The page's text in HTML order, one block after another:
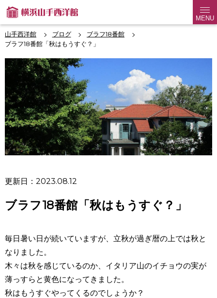
MENU
山手西洋館 ブログ
ブラフ18番館
ブラフ18番館「秋はもうすぐ？」
更新日：2023.08.12
ブラフ18番館「秋はもうすぐ？」
毎日暑い日が続いていますが、立秋が過ぎ暦の上では秋と
なりました。
木々は秋を感じているのか、イタリア山のイチョウの実が
薄っすらと黄色になってきました。
秋はもうすぐやってくるのでしょうか？